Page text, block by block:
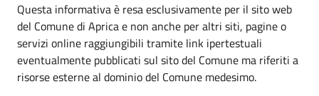
Questa informativa è resa esclusivamente per il sito web
del Comune di Aprica e non anche per altri siti, pagine o
servizi online raggiungibili tramite link ipertestuali
eventualmente pubblicati sul sito del Comune ma riferiti a
risorse esterne al dominio del Comune medesimo.